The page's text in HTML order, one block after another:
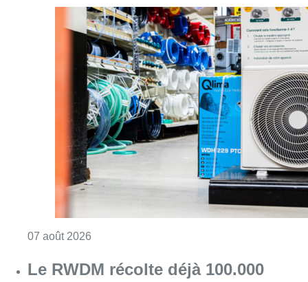
07 août 2026
Le RWDM récolte déjà 100.000